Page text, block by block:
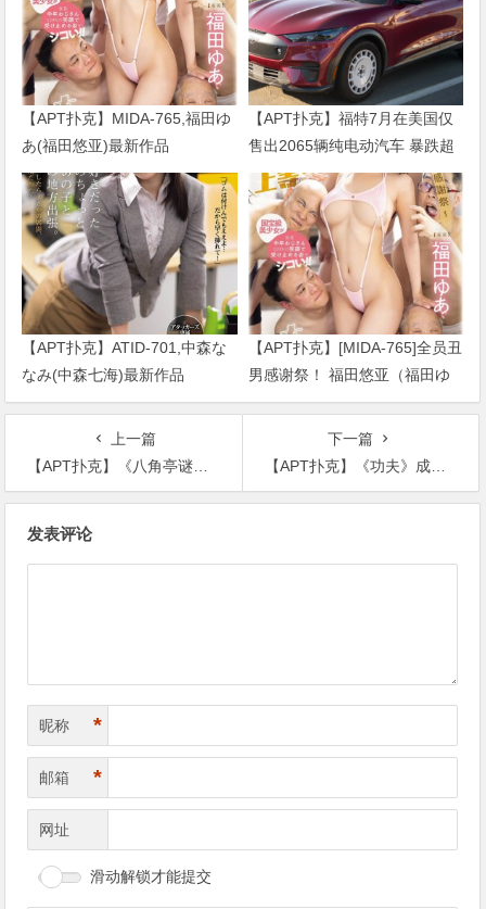
【APT扑克】MIDA-765,福田ゆ
あ(福田悠亚)最新作品
2026/09/01发布！
【APT扑克】福特7月在美国仅
售出2065辆纯电动汽车 暴跌超
七成
【APT扑克】ATID-701,中森な
なみ(中森七海)最新作品
2026/09/01发布！
【APT扑克】[MIDA-765]全员丑
男感谢祭！ 福田悠亚（福田ゆ
あ）解禁大乱交！
上一篇
【APT扑克】《八角亭谜雾》袁飞的结局是什么？袁飞最后可以查出真相吗？
下一篇
【APT扑克】《功夫》成就经典，曾被迫临场更换武术指导洪金宝为此遗憾终生
发表评论
昵称 *
邮箱 *
网址
滑动解锁才能提交